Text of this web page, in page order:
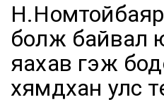
болж байвал
яахав гэж
хямдхан улс